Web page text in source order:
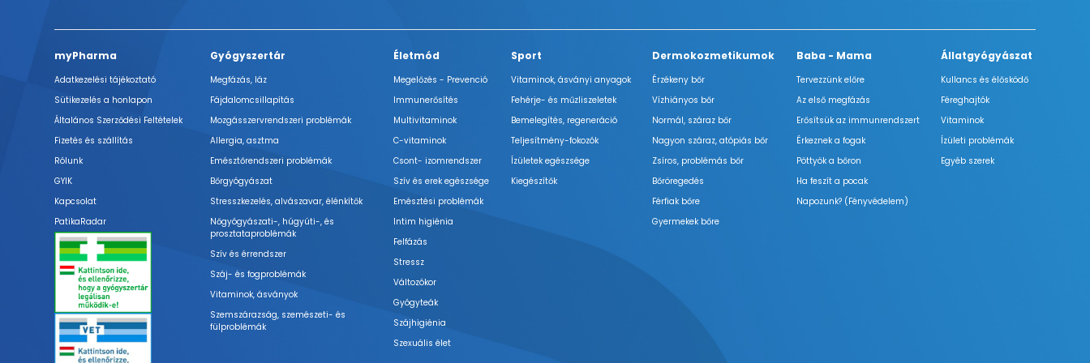
myPharma
Adatkezelési tájékoztató
Sütikezelés a honlapon
Általános Szerződési Feltételek
Fizetés és szállítás
Rólunk
GYIK
Kapcsolat
PatikaRadar
Gyógyszertár
Megfázás, láz
Fájdalomcsillapítás
Mozgásszervrendszeri problémák
Allergia, asztma
Emésztőrendszeri problémák
Bőrgyógyászat
Stresszkezelés, alvászavar, élénkítők
Nőgyógyászati-, húgyúti-, és
prosztataproblémák
Szív és érrendszer
Száj- és fogproblémák
Vitaminok, ásványok
Szemszárazság, szemészeti- és
fülproblémák
Életmód
Megelőzés - Prevenció
Immunerősítés
Multivitaminok
C-vitaminok
Csont- izomrendszer
Szív és erek egészsége
Emésztési problémák
Intim higiénia
Felfázás
Stressz
Változókor
Gyógyteák
Szájhigiénia
Szexuális élet
Sport
Vitaminok, ásványi anyagok
Fehérje- és műzliszeletek
Bemelegítés, regeneráció
Teljesítmény-fokozók
Ízületek egészsége
Kiegészítők
Dermokozmetikumok
Érzékeny bőr
Vízhiányos bőr
Normál, száraz bőr
Nagyon száraz, atópiás bőr
Zsíros, problémás bőr
Bőröregedés
Férfiak bőre
Gyermekek bőre
Baba - Mama
Tervezzünk előre
Az első megfázás
Erősítsük az immunrendszert
Érkeznek a fogak
Pöttyök a bőron
Ha feszít a pocak
Napozunk? (Fényvédelem)
Állatgyógyászat
Kullancs és élősködő
Féreghajtók
Vitaminok
Ízületi problémák
Egyéb szerek